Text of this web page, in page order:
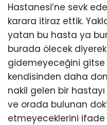
Hastanesi’ne sevk
karara itiraz ettik.
yatan bu hasta ya
burada ölecek
gidemeyeceğini gitse
kendisinden daha
nakil gelen bir
ve orada bulunan
etmeyeceklerini